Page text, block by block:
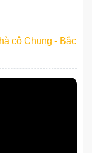
cô Chung - Bắc